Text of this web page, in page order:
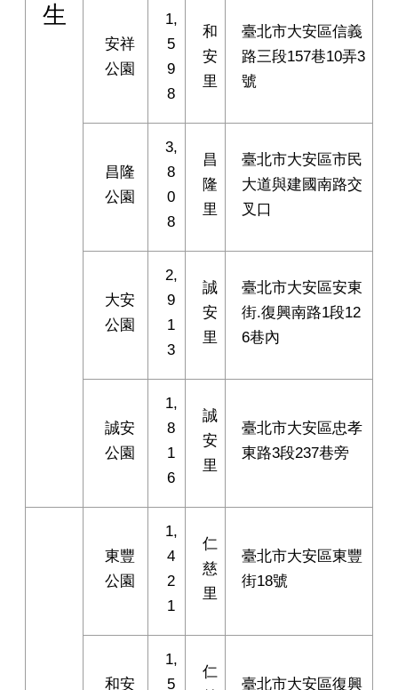
生
安祥
公園
1,
5
9
8
和
安
里
臺北市大安區信義
路三段157巷10弄3
號
昌隆
公園
3,
8
0
8
昌
隆
里
臺北市大安區市民
大道與建國南路交
叉口
大安
公園
2,
9
1
3
誠
安
里
臺北市大安區安東
街.復興南路1段12
6巷內
誠安
公園
1,
8
1
6
誠
安
里
臺北市大安區忠孝
東路3段237巷旁
東豐
公園
1,
4
2
1
仁
慈
里
臺北市大安區東豐
街18號
和安
1,
5
仁
臺北市大安區復興